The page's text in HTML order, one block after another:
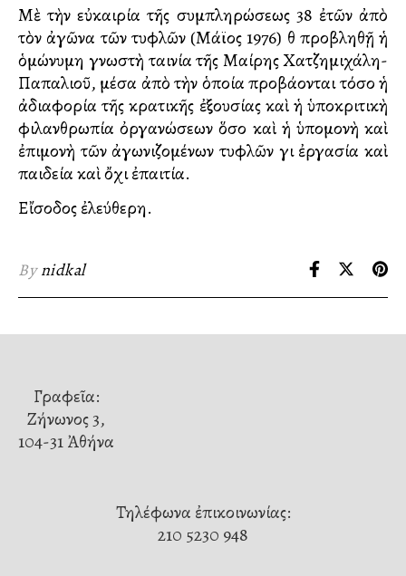
Μὲ τὴν εὐκαιρία τῆς συμπληρώσεως 38 ἐτῶν ἀπὸ
τὸν ἀγῶνα τῶν τυφλῶν (Μάϊος 1976) θὰ προβληθῇ ἡ
ὁμώνυμη γνωστὴ ταινία τῆς Μαίρης Χατζημιχάλη-
Παπαλιοῦ, μέσα ἀπὸ τὴν ὁποία προβάλλονται τόσο ἡ
ἀδιαφορία τῆς κρατικῆς ἐξουσίας καὶ ἡ ὑποκριτικὴ
φιλανθρωπία ὀργανώσεων ὅσο καὶ ἡ ὑπομονὴ καὶ
ἐπιμονὴ τῶν ἀγωνιζομένων τυφλῶν γιὰ ἐργασία καὶ
παιδεία καὶ ὄχι ἐπαιτία.
Εἴσοδος ἐλεύθερη.
Bynidkal
Γραφεῖα:
Ζήνωνος 3,
104-31 Ἀθήνα
Τηλέφωνα ἐπικοινωνίας:
210 5230 948